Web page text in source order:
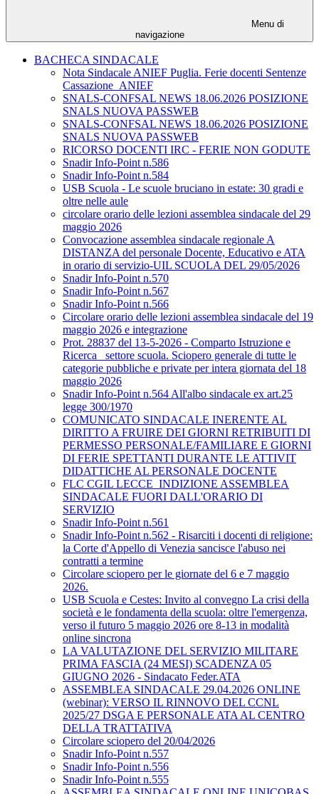
Menu di
navigazione
BACHECA SINDACALE
Nota Sindacale ANIEF Puglia. Ferie docenti Sentenze
Cassazione_ANIEF
SNALS-CONFSAL NEWS 18.06.2026 POSIZIONE
SNALS NUOVA PASSWEB
SNALS-CONFSAL NEWS 18.06.2026 POSIZIONE
SNALS NUOVA PASSWEB
RICORSO DOCENTI IRC - FERIE NON GODUTE
Snadir Info-Point n.586
Snadir Info-Point n.584
USB Scuola - Le scuole bruciano in estate: 30 gradi e
oltre nelle aule
circolare orario delle lezioni assemblea sindacale del 29
maggio 2026
Convocazione assemblea sindacale regionale A
DISTANZA del personale Docente, Educativo e ATA
in orario di servizio-UIL SCUOLA DEL 29/05/2026
Snadir Info-Point n.570
Snadir Info-Point n.567
Snadir Info-Point n.566
Circolare orario delle lezioni assemblea sindacale del 19
maggio 2026 e integrazione
Prot. 28837 del 13-5-2026 - Comparto Istruzione e
Ricerca_ settore scuola. Sciopero generale di tutte le
categorie pubbliche e private per intera giornata del 18
maggio 2026
Snadir Info-Point n.564 All'albo sindacale ex art.25
legge 300/1970
COMUNICATO SINDACALE INERENTE AL
DIRITTO A FRUIRE DEI GIORNI RETRIBUITI DI
PERMESSO PERSONALE/FAMILIARE E GIORNI
DI FERIE SPETTANTI DURANTE LE ATTIVIT
DIDATTICHE AL PERSONALE DOCENTE
FLC CGIL LECCE_INDIZIONE ASSEMBLEA
SINDACALE FUORI DALL'ORARIO DI
SERVIZIO
Snadir Info-Point n.561
Snadir Info-Point n.562 - Risarciti i docenti di religione:
la Corte d'Appello di Venezia sancisce l'abuso nei
contratti a termine
Circolare sciopero per le giornate del 6 e 7 maggio
2026.
USB Scuola e Cestes: Invito al convegno La crisi della
società e le fondamenta della scuola: oltre l'emergenza,
verso il futuro 5 maggio 2026 ore 8-13 in modalità
online sincrona
LA VALUTAZIONE DEL SERVIZIO MILITARE
PRIMA FASCIA (24 MESI) SCADENZA 05
GIUGNO 2026 - Sindacato Feder.ATA
ASSEMBLEA SINDACALE 29.04.2026 ONLINE
(webinar): VERSO IL RINNOVO DEL CCNL
2025/27 DSGA E PERSONALE ATA AL CENTRO
DELLA TRATTATIVA
Circolare sciopero del 20/04/2026
Snadir Info-Point n.557
Snadir Info-Point n.556
Snadir Info-Point n.555